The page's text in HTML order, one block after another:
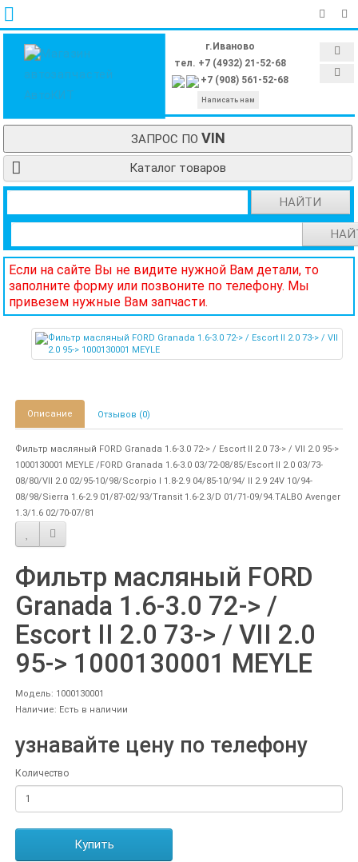
г.Иваново
тел. +7 (4932) 21-52-68
+7 (908) 561-52-68
Написать нам
ЗАПРОС ПО VIN
Каталог товаров
НАЙТИ
Если на сайте Вы не видите нужной Вам детали, то
заполните форму или позвоните по телефону. Мы
привезем нужные Вам запчасти.
Описание Отзывов (0)
Фильтр масляный FORD Granada 1.6-3.0 72-> / Escort II 2.0 73-> / VII 2.0 95->
1000130001 MEYLE /FORD Granada 1.6-3.0 03/72-08/85/Escort II 2.0 03/73-
08/80/VII 2.0 02/95-10/98/Scorpio I 1.8-2.9 04/85-10/94/ II 2.9 24V 10/94-
08/98/Sierra 1.6-2.9 01/87-02/93/Transit 1.6-2.3/D 01/71-09/94.TALBO Avenger
1.3/1.6 02/70-07/81
Фильтр масляный FORD
Granada 1.6-3.0 72-> /
Escort II 2.0 73-> / VII 2.0
95-> 1000130001 MEYLE
Модель: 1000130001
Наличие: Есть в наличии
узнавайте цену по телефону
Количество
Купить